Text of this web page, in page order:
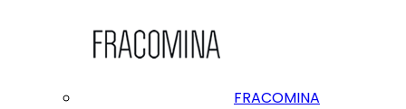
FRACOMINA